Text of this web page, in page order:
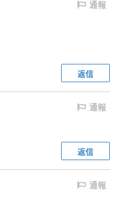
通報
返信
通報
返信
通報